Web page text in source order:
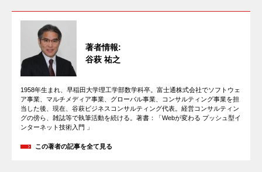
著者情報:
谷萩 祐之
1958年生まれ、早稲田大学理工学部数学科卒。富士通株式会社でソフトウェ
ア事業、マルチメディア事業、グローバル事業、コンサルティング事業を担
当した後、現在、谷萩ビジネスコンサルティング代表。経営コンサルティン
グの傍ら、雑誌等で執筆活動を続ける。著書：「Webが変わる プッシュ型イ
ンターネット技術入門 」
この著者の記事を全て見る